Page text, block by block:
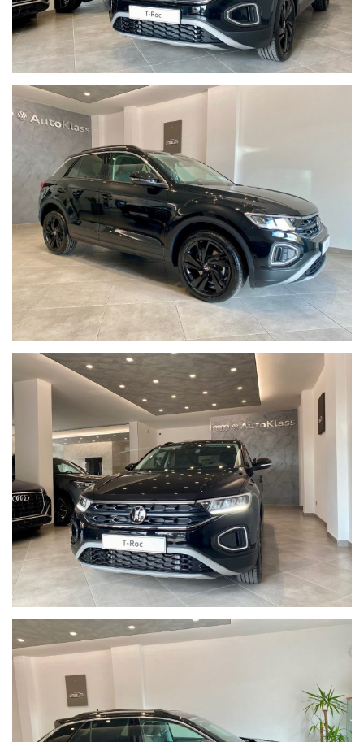
- PU2 Volante multifunzione in pelle
- 9WX Volkswagen media Control
- YOI We Connect Go
- 9SO Virtual Cockpit
- WPA Park Assistance (si parcheggia da sola)
- Fari Full Led Adattivi con fari posteriori a Led
- Ausilio al parcheggio Anteriore e Posteriore Grafico
- Specchi Retrov elettrici e ripiegabili elettricamente
- App Connect con Navigatore multimediale
Telefono Bluetooth
- Sistema di Navigazione Satellitare Cartografico
- Interni in Alcantara Pregiata
- Mancorrenti al Tetto Cromati
- Pacchetto Esterno Lucido
- Sensore Pioggia/Luci
Visionabile in sede con possibilità di effettuare un TEST DRIVE
approfondito.
Modalità di pagamento flessibili con Finanziamenti o Leasing
studiati sulle reali esigenze del cliente proposti da Consulenti
altamente qualificati.
N.B. Nonostante il nostro impegno per garantire l’accuratezza
delle informazioni sulla vettura, la dotazione tecnica e gli
accessori indicati nella presente scheda potrebbero non
coincidere con l’effettivo equipaggiamento, a causa della non
uniformità dei dati pubblicati dai diversi portali. Vi invitiamo
pertanto a verificare di persona, via telefono o via mail le
caratteristiche dello specifico veicolo. Eventuali incongruenze
tra le caratteristiche presentate nella scheda descrittiva e le
effettive dotazioni non sono imputabili alla volontà della
AutoKlass e non costituiscono in alcun modo un vincolo
contrattuale per il venditore
Ulteriori informazioni al N. 347-2129641